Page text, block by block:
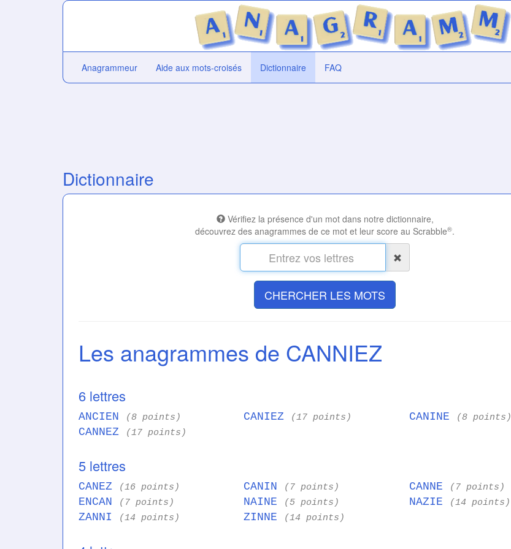
Anagrammeur Aide aux mots-croisés Dictionnaire FAQ
Dictionnaire
Vérifiez la présence d'un mot dans notre dictionnaire,
découvrez des anagrammes de ce mot et leur score au Scrabble®.
CHERCHER LES MOTS
Les anagrammes de CANNIEZ
6 lettres
ANCIEN (8 points) CANIEZ (17 points) CANINE (8 points)
CANNEZ (17 points)
5 lettres
CANEZ (16 points) CANIN (7 points) CANNE (7 points)
ENCAN (7 points) NAINE (5 points) NAZIE (14 points)
ZANNI (14 points) ZINNE (14 points)